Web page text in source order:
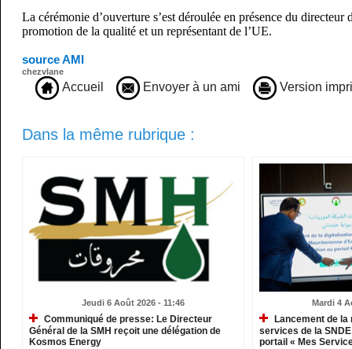
La cérémonie d’ouverture s’est déroulée en présence du directeur
promotion de la qualité et un représentant de l’UE.
source AMI
chezvlane
Accueil Envoyer à un ami Version
Dans la même rubrique :
Jeudi 6 Août 2026 - 11:46
Communiqué de presse: Le Directeur
Général de la SMH reçoit une délégation de
Kosmos Energy
Mardi 4
Lancement de
services de la
portail « Mes